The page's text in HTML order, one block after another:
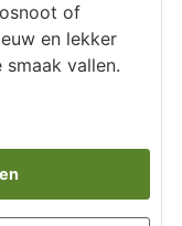
of
en lekker
vallen.